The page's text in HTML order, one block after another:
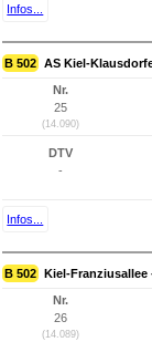
Infos...
B 502 AS Kiel-
Nr.
25
(14.090)
DTV
-
Infos...
B 502 Kiel-Franziusallee
Nr.
26
(14.089)